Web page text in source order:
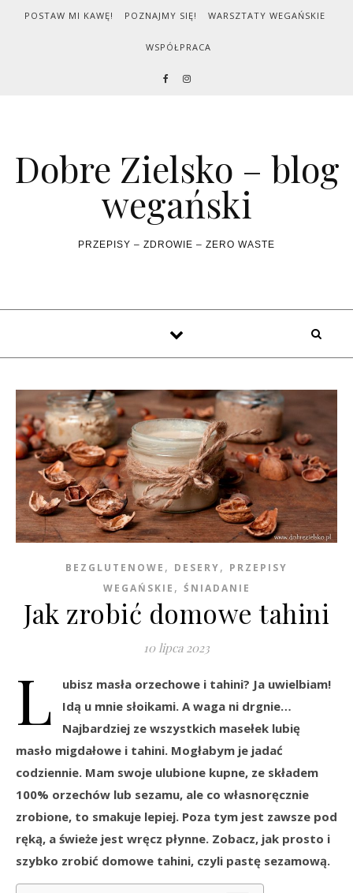
Skip to content
POSTAW MI KAWĘ! POZNAJMY SIĘ! WARSZTATY WEGAŃSKIE
WSPÓŁPRACA
Dobre Zielsko – blog
wegański
PRZEPISY – ZDROWIE – ZERO WASTE
BEZGLUTENOWE , DESERY, PRZEPISY
WEGAŃSKIE , ŚNIADANIE
Jak zrobić domowe tahini
10 lipca 2023
L
ubisz masła orzechowe i tahini? Ja uwielbiam!
Idą u mnie słoikami. A waga ni drgnie…
Najbardziej ze wszystkich masełek lubię
masło migdałowe i tahini. Mogłabym je jadać
codziennie. Mam swoje ulubione kupne, ze składem
100% orzechów lub sezamu, ale co własnoręcznie
zrobione, to smakuje lepiej. Poza tym jest zawsze pod
ręką, a świeże jest wręcz płynne. Zobacz, jak prosto i
szybko zrobić domowe tahini, czyli pastę sezamową.